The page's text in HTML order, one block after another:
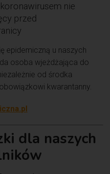
nie
przed
epidemiczną u naszych
osoba wjeżdżająca do
od środka
kwarantanny.
dla naszych